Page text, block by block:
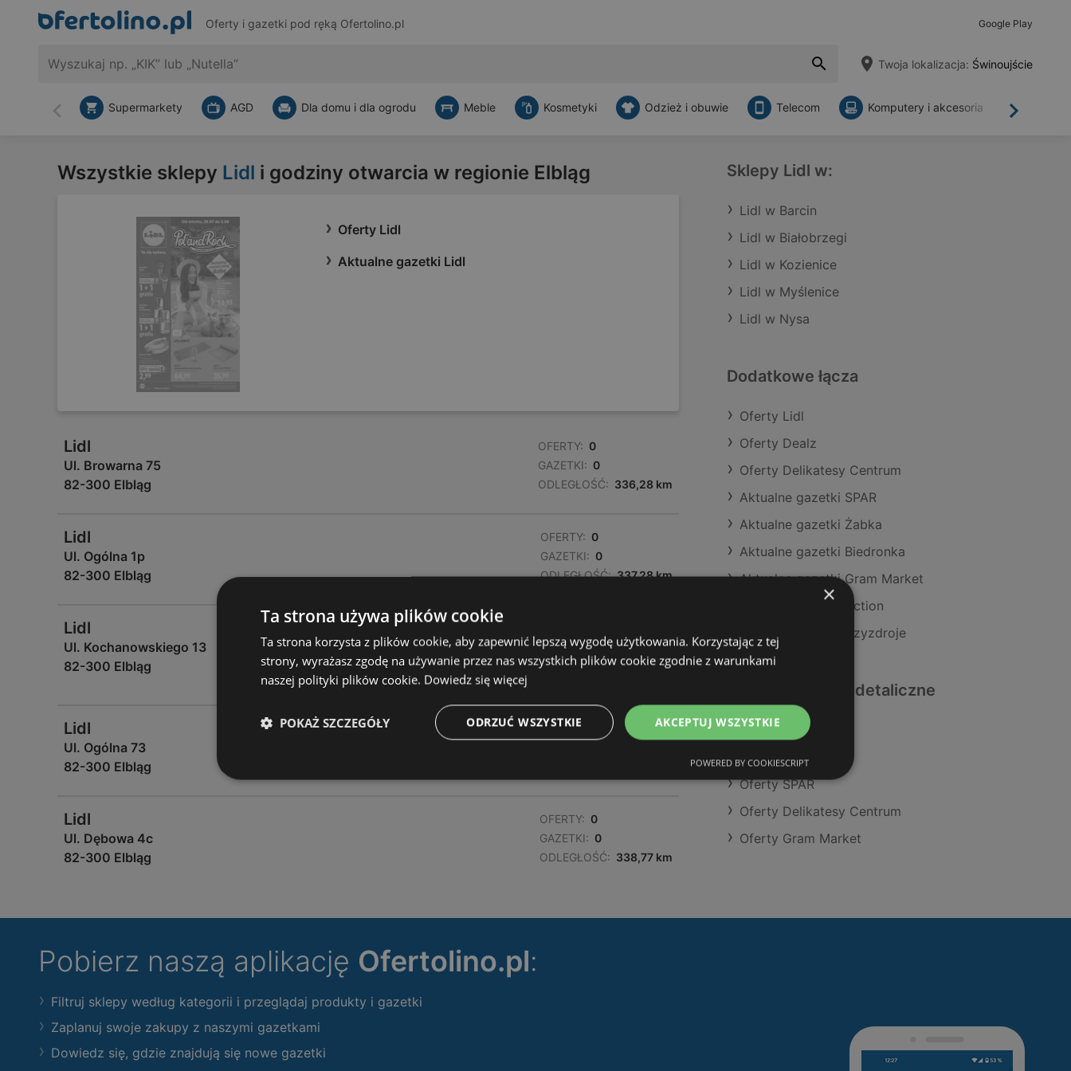
Oferty i gazetki pod ręką Ofertolino.pl Google Play
Twoja lokalizacja: Świnoujście
Wstecz Dalej
Supermarkety AGD Dla domu i dla ogrodu Meble Kosmetyki Odzież i obuwie Telecom Komputery i akcesoria
Wszystkie sklepy Lidl i godziny otwarcia w regionie Elbląg
Oferty Lidl
Aktualne gazetki Lidl
Lidl
Ul. Browarna 75
82-300 Elbląg
OFERTY: 0
GAZETKI: 0
ODLEGŁOŚĆ: 336,28 km
Lidl
Ul. Ogólna 1p
82-300 Elbląg
OFERTY: 0
GAZETKI: 0
ODLEGŁOŚĆ: 337,28 km
Lidl
Ul. Kochanowskiego 13
82-300 Elbląg
GAZETKI: 0
ODLEGŁOŚĆ: 338,07 km
Lidl
Ul. Ogólna 73
82-300 Elbląg
OFERTY:
Lidl
Ul. Dębowa 4c
82-300 Elbląg
OFERTY: 0
GAZETKI: 0
ODLEGŁOŚĆ: 338,77 km
Sklepy Lidl w:
Lidl w Barcin
Lidl w Białobrzegi
Lidl w Kozienice
Lidl w Myślenice
Lidl w Nysa
Dodatkowe łącza
Oferty Lidl
Oferty Dealz
Oferty Delikatesy Centrum
Aktualne gazetki SPAR
Aktualne gazetki Żabka
Aktualne gazetki Biedronka
Aktualne gazetki Gram Market
Aktualne gazetki Action
Sklepy Lidl w Międzyzdroje
Podobne sklepy detaliczne
Oferty Kaufland
Oferty Makro
Oferty SPAR
Oferty Delikatesy Centrum
Oferty Gram Market
Pobierz naszą aplikację Ofertolino.pl:
Filtruj sklepy według kategorii i przeglądaj produkty i gazetki
Zaplanuj swoje zakupy z naszymi gazetkami
Dowiedz się, gdzie znajdują się nowe gazetki
×
Ta strona używa plików cookie
Ta strona korzysta z plików cookie, aby zapewnić lepszą wygodę użytkowania. Korzystając z tej
strony, wyrażasz zgodę na używanie przez nas wszystkich plików cookie zgodnie z warunkami
naszej polityki plików cookie. Dowiedz się więcej
AKCEPTUJ WSZYSTKIE
ODRZUĆ WSZYSTKIE
POKAŻ SZCZEGÓŁY
POWERED BY COOKIESCRIPT